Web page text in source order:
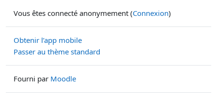
Vous êtes connecté anonymement (Connexion)
Obtenir l’app mobile
Passer au thème standard
Fourni par Moodle